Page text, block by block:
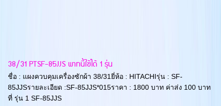
38/31 PTSF-85JJS พาทนี้ใช้ได้ 1 รุ่น
ชื่อ : แผงควบคุมเครื่องซักผ้า 38/31ยี่ห้อ : HITACHIรุ่น : SF-
85JJSรายละเอียด :SF-85JJS*015ราคา : 1800 บาท ค่าส่ง 100 บาท
ที่ รุ่น 1 SF-85JJS